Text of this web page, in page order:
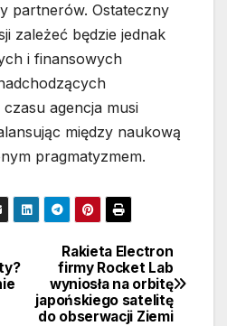
partnerów. Ostateczny
zależeć będzie jednak
i finansowych
agencja musi
między naukową
pragmatyzmem.
Rakieta Electron
firmy Rocket Lab
wyniosła na orbitę
japońskiego satelitę
do obserwacji Ziemi